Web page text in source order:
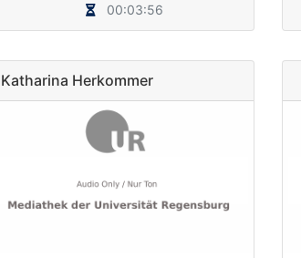
00:03:56
Katharina Herkommer